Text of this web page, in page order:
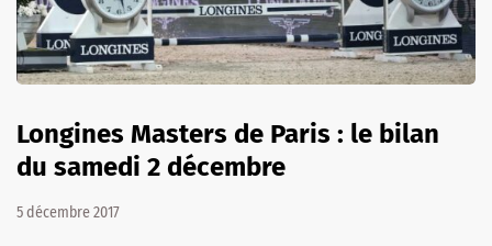
Longines Masters de Paris : le bilan
du samedi 2 décembre
5 décembre 2017